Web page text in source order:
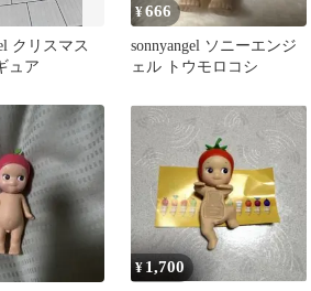
クリスマス
ュア
¥666
sonnyangel ソニーエンジ
ェル トウモロコシ
¥ 1,700